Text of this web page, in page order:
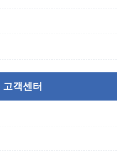
고객센터